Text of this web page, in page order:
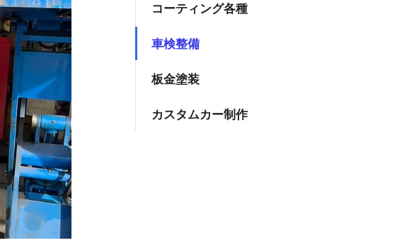
コーティング各種
車検整備
板金塗装
カスタムカー制作